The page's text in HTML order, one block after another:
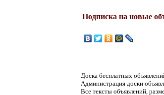
Подписка на новые
Доска бесплатных
Администрация доски
Все тексты объявлений,